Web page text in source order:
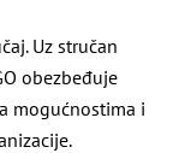
Uz stručan
obezbeđuje
mogućnostima i